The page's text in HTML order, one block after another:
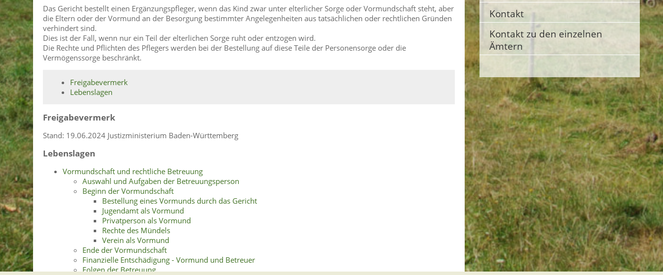
Das Gericht bestellt einen Ergänzungspfleger, wenn das Kind zwar unter elterlicher Sorge oder Vormundschaft steht, aber
die Eltern oder der Vormund an der Besorgung bestimmter Angelegenheiten aus tatsächlichen oder rechtlichen Gründen
verhindert sind.
Dies ist der Fall, wenn nur ein Teil der elterlichen Sorge ruht oder entzogen wird.
Die Rechte und Pflichten des Pflegers werden bei der Bestellung auf diese Teile der Personensorge oder die
Vermögenssorge beschränkt.
Freigabevermerk
Lebenslagen
Freigabevermerk
Stand: 19.06.2024 Justizministerium Baden-Württemberg
Lebenslagen
Vormundschaft und rechtliche Betreuung
Auswahl und Aufgaben der Betreuungsperson
Beginn der Vormundschaft
Bestellung eines Vormunds durch das Gericht
Jugendamt als Vormund
Privatperson als Vormund
Rechte des Mündels
Verein als Vormund
Ende der Vormundschaft
Finanzielle Entschädigung - Vormund und Betreuer
Folgen der Betreuung
Kontakt
Kontakt zu den einzelnen
Ämtern